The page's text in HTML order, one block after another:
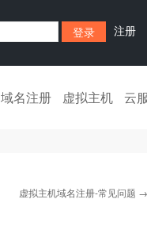
注册
域名注册 虚拟主机 云
虚拟主机域名注册-常见问题